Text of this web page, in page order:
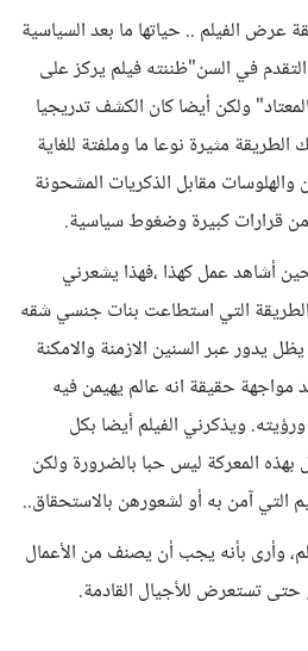
عرض الفيلم .. حياتها ما بعد السياسية
التقدم في السن"ظننته فيلم يركز على
ولكن أيضا كان الكشف تدريجيا
الطريقة مثيرة نوعا ما وملفتة للغاية
مقابل الذكريات المشحونة
قرارات كبيرة وضغوط سياسية.
حين أشاهد عمل كهذا ،فهذا يشعرني
الطريقة التي استطاعت بنات جنسي شقه
يدور عبر السنين الازمنة والامكنة
حقيقة انه عالم يهيمن فيه
ويذكرني الفيلم أيضا بكل
المعركة ليس حبا بالضرورة ولكن
التي آمن به أو لشعورهن بالاستحقاق..
وأرى بأنه يجب أن يصنف من الأعمال
تستعرض للأجيال القادمة.